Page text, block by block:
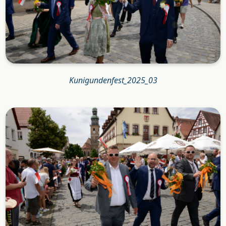
Kunigundenfest_2025_03